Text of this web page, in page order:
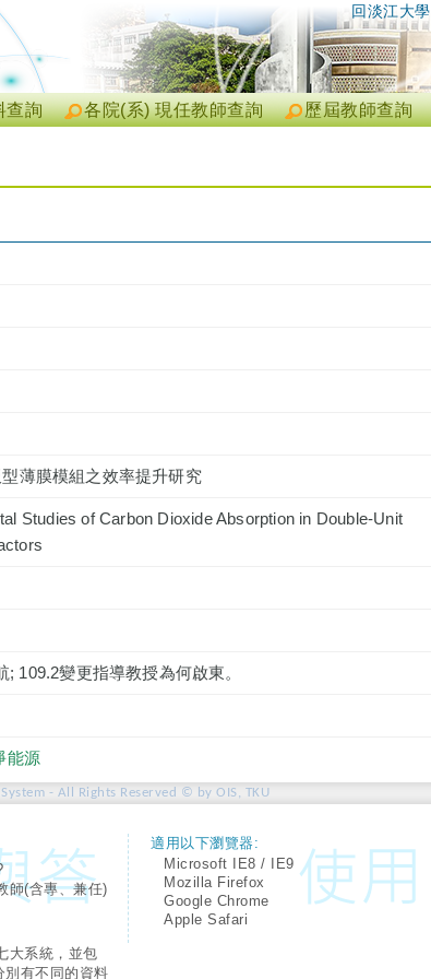
回淡江大學
歷屆教師查詢
各院(系) 現任教師查詢
查詢
薄膜模組之效率提升研究
Studies of Carbon Dioxide Absorption in Double-Unit
109.2變更指導教授為何啟東。
能源
- All Rights Reserved © by OIS, TKU
師(含專、兼任)
大系統，並包
別有不同的資料
適用以下瀏覽器:
Microsoft IE8 / IE9
Mozilla Firefox
Google Chrome
Apple Safari